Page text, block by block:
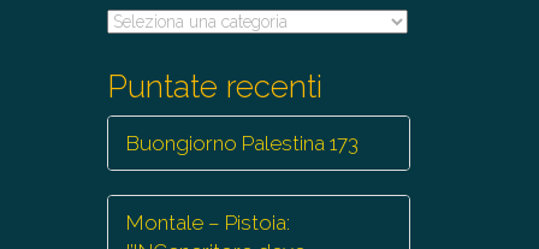
Tutte
Puntate recenti
Buongiorno Palestina 173
Montale – Pistoia: